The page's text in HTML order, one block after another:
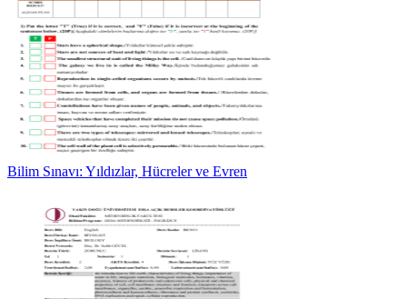
Bilim Sınavı: Yıldızlar, Hücreler ve Evren